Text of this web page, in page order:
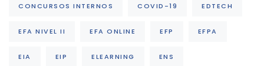
CONCURSOS INTERNOS COVID-19 EDTECH
EFA NIVEL II EFA ONLINE EFP EFPA
EIA EIP ELEARNING ENS